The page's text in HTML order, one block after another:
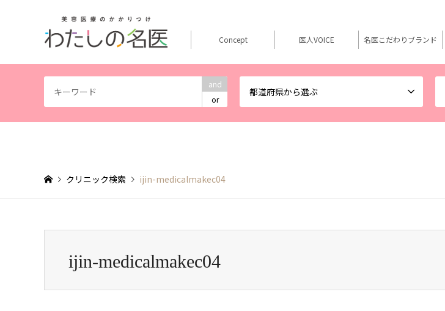
and
or
都道府県から選ぶ
Concept 医人VOICE 名医こだわりブランド
クリニック検索 ijin-medicalmakec04
ijin-medicalmakec04